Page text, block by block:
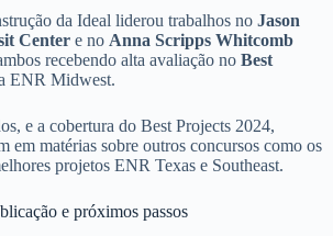
da Ideal liderou trabalhos no Jason
Center e no Anna Scripps Whitcomb
recebendo alta avaliação no Best
ENR Midwest.
e a cobertura do Best Projects 2024,
em matérias sobre outros concursos como os
projetos ENR Texas e Southeast.
e próximos passos